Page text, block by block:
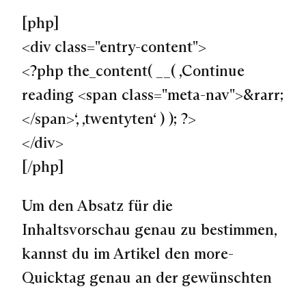
[php]
<div class="entry-content">
<?php the_content( __( ‚Continue
reading <span class="meta-nav">&rarr;
</span>‘, ‚twentyten‘ ) ); ?>
</div>
[/php]
Um den Absatz für die
Inhaltsvorschau genau zu bestimmen,
kannst du im Artikel den more-
Quicktag genau an der gewünschten